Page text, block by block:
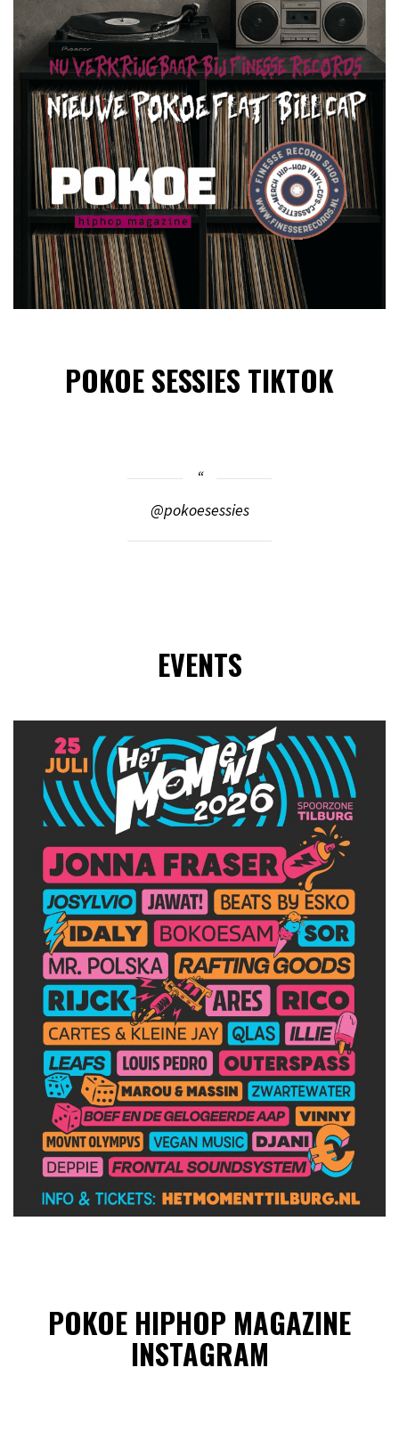
POKOE SESSIES TIKTOK
@pokoesessies
EVENTS
POKOE HIPHOP MAGAZINE
INSTAGRAM